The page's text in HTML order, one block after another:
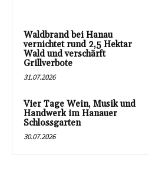
Waldbrand bei Hanau
vernichtet rund 2,5 Hektar
Wald und verschärft
Grillverbote
31.07.2026
Vier Tage Wein, Musik und
Handwerk im Hanauer
Schlossgarten
30.07.2026